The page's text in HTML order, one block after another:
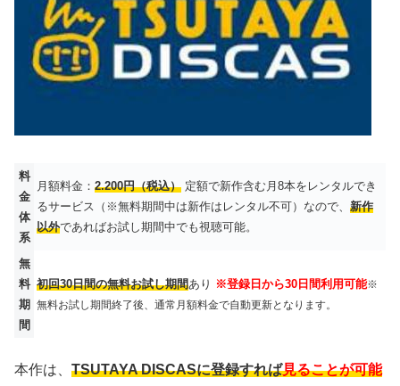
料
金
体
系
月額料金： 2.200円（税込） 定額で新作含む月8本をレンタルでき
るサービス（※無料期間中は新作はレンタル不可）なので、 新作
以外であればお試し期間中でも視聴可能。
無
料
期
間
初回30日間の無料お試し期間あり ※登録日から30日間利用可能※
無料お試し期間終了後、通常月額料金で自動更新となります。
本作は、 TSUTAYA DISCASに登録すれば見ることが可能